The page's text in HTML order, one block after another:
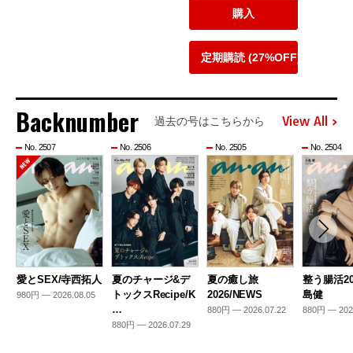
購入
定期購読 (27%OFF)
Backnumber 過去の号はこちらから View All
No. 2507
愛とSEX/寺西拓人
980円 — 2026.08.05
No. 2506
夏のチャージ&デ
トックスRecipe/K
…
880円 — 2026.07.29
No. 2505
夏の癒し旅
2026/NEWS
880円 — 2026.07.22
No. 2504
整う腸活
島健
880円 —